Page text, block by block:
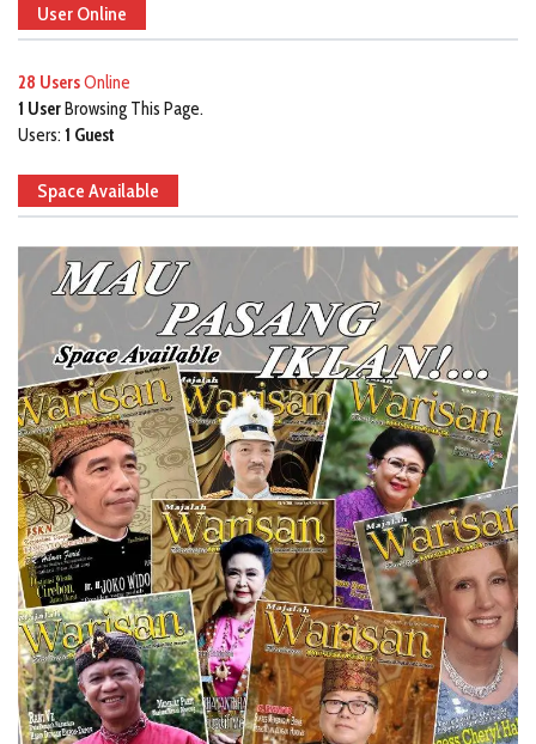
User Online
28 UsersOnline
1 UserBrowsing This Page.
Users: 1 Guest
Space Available